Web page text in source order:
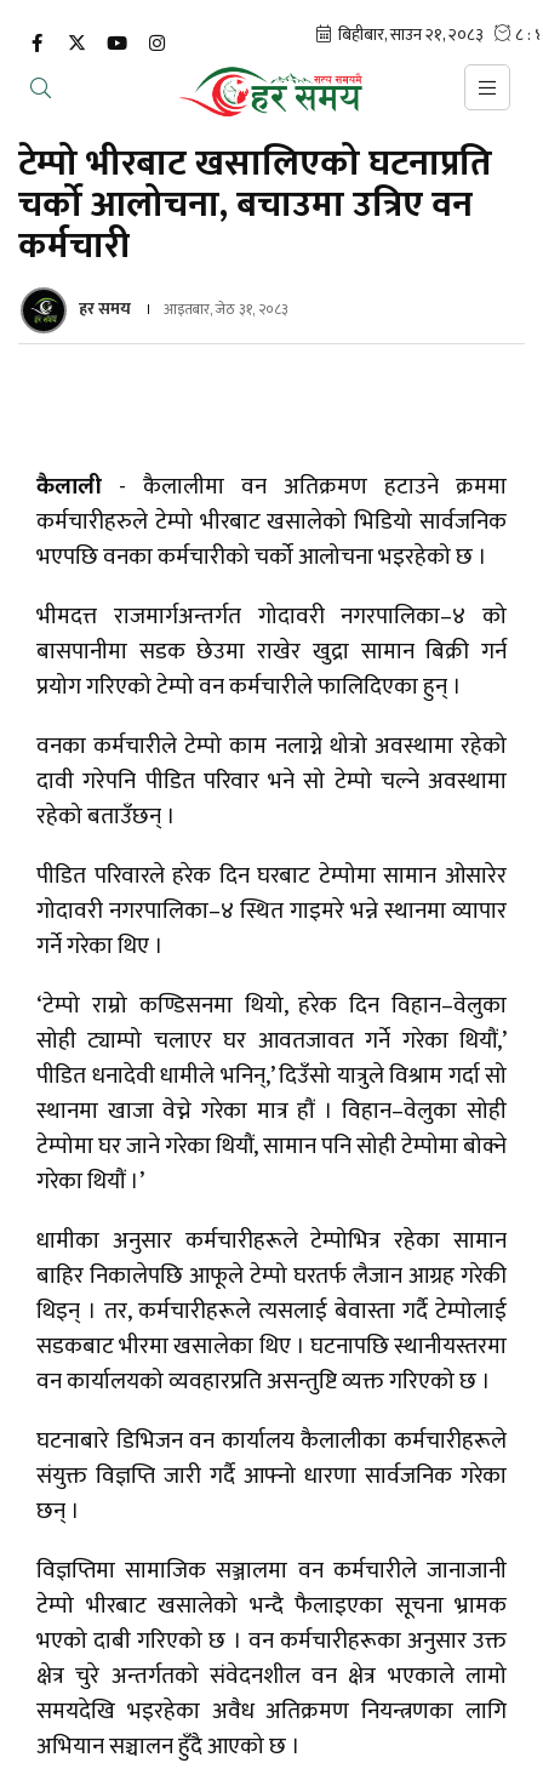
टेम्पो भीरबाट खसालिएको घटनाप्रति
चर्को आलोचना, बचाउमा उत्रिए वन
कर्मचारी
हर समय आइतबार, जेठ ३१, २०८३
कैलाली - कैलालीमा वन अतिक्रमण हटाउने क्रममा
कर्मचारीहरुले टेम्पो भीरबाट खसालेको भिडियो सार्वजनिक
भएपछि वनका कर्मचारीको चर्को आलोचना भइरहेको छ ।
भीमदत्त राजमार्गअन्तर्गत गोदावरी नगरपालिका–४ को
बासपानीमा सडक छेउमा राखेर खुद्रा सामान बिक्री गर्न
प्रयोग गरिएको टेम्पो वन कर्मचारीले फालिदिएका हुन् ।
वनका कर्मचारीले टेम्पो काम नलाग्ने थोत्रो अवस्थामा रहेको
दावी गरेपनि पीडित परिवार भने सो टेम्पो चल्ने अवस्थामा
रहेको बताउँछन् ।
पीडित परिवारले हरेक दिन घरबाट टेम्पोमा सामान ओसारेर
गोदावरी नगरपालिका–४ स्थित गाइमरे भन्ने स्थानमा व्यापार
गर्ने गरेका थिए ।
‘टेम्पो राम्रो कण्डिसनमा थियो, हरेक दिन विहान–वेलुका
सोही ट्याम्पो चलाएर घर आवतजावत गर्ने गरेका थियौं,’
पीडित धनादेवी धामीले भनिन्,’ दिउँसो यात्रुले विश्राम गर्दा सो
स्थानमा खाजा वेच्ने गरेका मात्र हौं । विहान–वेलुका सोही
टेम्पोमा घर जाने गरेका थियौं, सामान पनि सोही टेम्पोमा बोक्ने
गरेका थियौं ।’
धामीका अनुसार कर्मचारीहरूले टेम्पोभित्र रहेका सामान
बाहिर निकालेपछि आफूले टेम्पो घरतर्फ लैजान आग्रह गरेकी
थिइन् । तर, कर्मचारीहरूले त्यसलाई बेवास्ता गर्दै टेम्पोलाई
सडकबाट भीरमा खसालेका थिए । घटनापछि स्थानीयस्तरमा
वन कार्यालयको व्यवहारप्रति असन्तुष्टि व्यक्त गरिएको छ ।
घटनाबारे डिभिजन वन कार्यालय कैलालीका कर्मचारीहरूले
संयुक्त विज्ञप्ति जारी गर्दै आफ्नो धारणा सार्वजनिक गरेका
छन् ।
विज्ञप्तिमा सामाजिक सञ्जालमा वन कर्मचारीले जानाजानी
टेम्पो भीरबाट खसालेको भन्दै फैलाइएका सूचना भ्रामक
भएको दाबी गरिएको छ । वन कर्मचारीहरूका अनुसार उक्त
क्षेत्र चुरे अन्तर्गतको संवेदनशील वन क्षेत्र भएकाले लामो
समयदेखि भइरहेका अवैध अतिक्रमण नियन्त्रणका लागि
अभियान सञ्चालन हुँदै आएको छ ।